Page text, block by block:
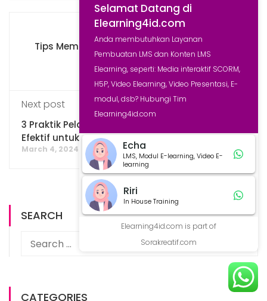
Previous post
Tips Membuat Pembelajaran E Learning Lebih
March 3, 2024
Next post
3 Praktik Pelatihan Moodle E Learning yang
Efektif untuk Karyawan
March 4, 2024
SEARCH
CATEGORIES
Selamat Datang di
Elearning4id.com
Anda membutuhkan Layanan
Pembuatan LMS dan Konten LMS
Elearning, seperti: Media interaktif SCORM,
H5P, Video Elearning, Video Presentasi, E-
modul, dsb? Hubungi Tim
Elearning4id.com
Echa
LMS, Modul E-learning, Video E-
learning
Riri
In House Training
Elearning4id.com is part of
Sorakreatif.com